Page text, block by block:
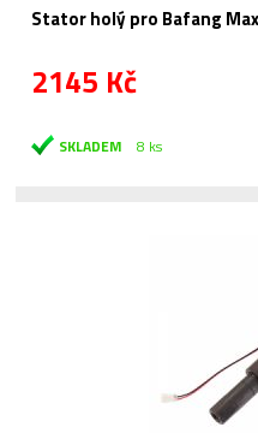
Stator holý pro Bafang
2145 Kč
SKLADEM 8 ks